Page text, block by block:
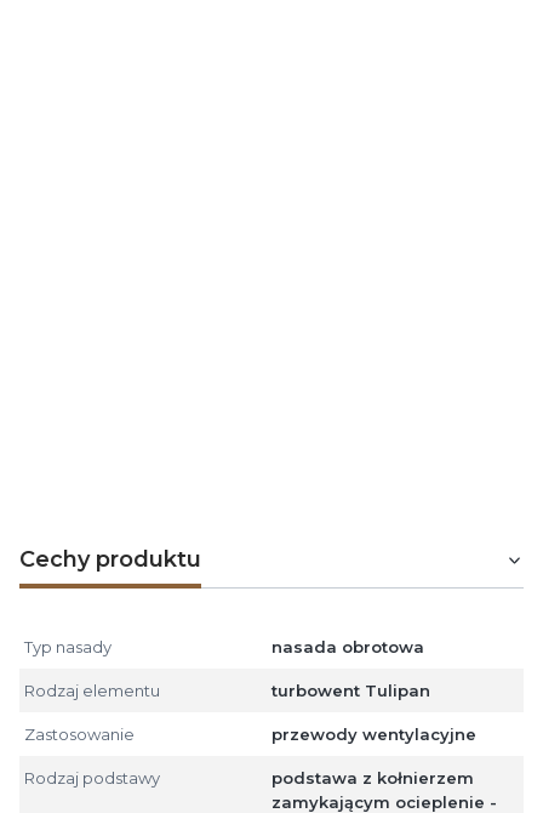
Cechy produktu
Typ nasady nasada obrotowa
Rodzaj elementu turbowent Tulipan
Zastosowanie przewody wentylacyjne
Rodzaj podstawy
podstawa z kołnierzem
zamykającym ocieplenie -